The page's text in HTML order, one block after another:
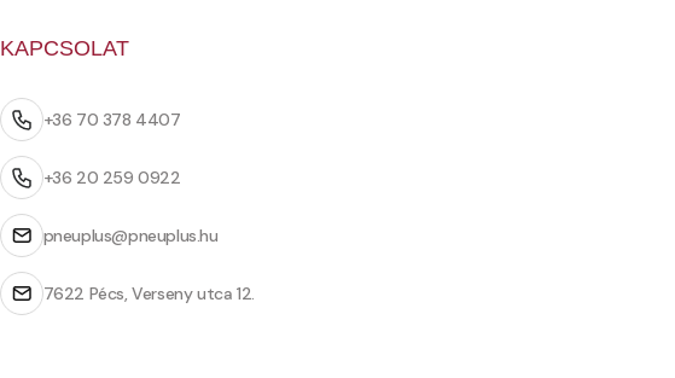
KAPCSOLAT
+36 70 378 4407
+36 20 259 0922
pneuplus@pneuplus.hu
7622 Pécs, Verseny utca 12.